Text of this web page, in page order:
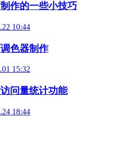
作的一些小技巧
10:44
色器制作
15:32
问量统计功能
18:44